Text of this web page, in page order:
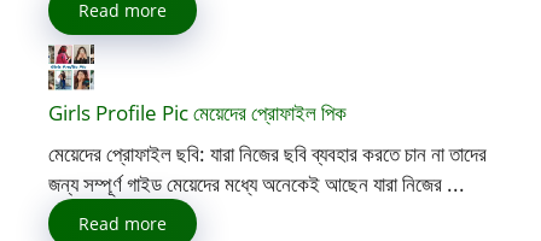
Read more
Girls Profile Pic মেয়েদের প্রোফাইল পিক
মেয়েদের প্রোফাইল ছবি: যারা নিজের ছবি ব্যবহার করতে চান না তাদের
জন্য সম্পূর্ণ গাইড মেয়েদের মধ্যে অনেকেই আছেন যারা নিজের ...
Read more